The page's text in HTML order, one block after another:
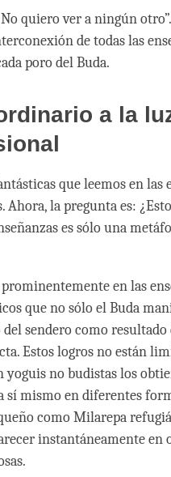
quiero ver a ningún
de todas las
poro del Buda.
a la
que leemos en las
Ahora, la pregunta es:
es sólo una
en las
que no sólo el Buda
sendero como
Estos logros no están
no budistas los
mismo en diferentes
como Milarepa
instantáneamente en